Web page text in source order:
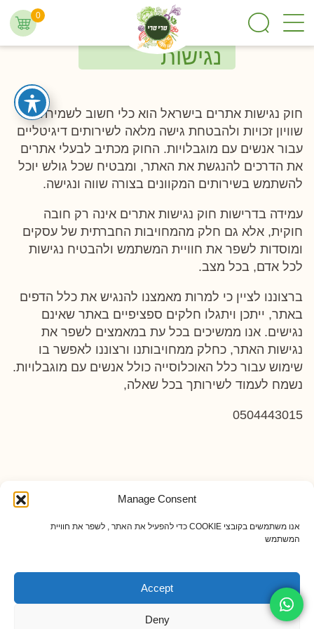
Manage Consent
אנו משתמשים בקובצי COOKIE כדי להפעיל את האתר , לשפר את חוויית
המשתמש
Accept
Deny
0
הצהרת
נגישות
חוק נגישות אתרים בישראל הוא כלי חשוב לשמירה על
שוויון זכויות ולהבטחת גישה מלאה לשירותים דיגיטליים
עבור אנשים עם מוגבלויות. החוק מכתיב לבעלי אתרים
את הדרכים להנגשת את האתר, ומבטיח שכל גולש יוכל
להשתמש בשירותים המקוונים בצורה שווה ונגישה.
עמידה בדרישות חוק נגישות אתרים אינה רק חובה
חוקית, אלא גם חלק מהמחויבות החברתית של עסקים
ומוסדות לשפר את חוויית המשתמש ולהבטיח נגישות
לכל אדם, בכל מצב.
ברצוננו לציין כי למרות מאמצנו להנגיש את כלל הדפים
באתר, ייתכן ויתגלו חלקים ספציפיים באתר שאינם
נגישים. אנו ממשיכים בכל עת במאמצים לשפר את
נגישות האתר, כחלק ממחויבותנו ורצוננו לאפשר בו
שימוש עבור כלל האוכלוסייה כולל אנשים עם מוגבלויות.
נשמח לעמוד לשירותך בכל שאלה,
0504443015